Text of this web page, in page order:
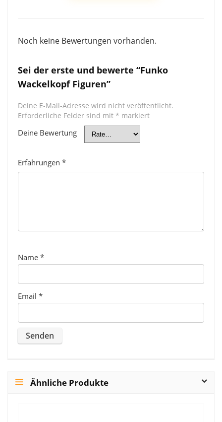
Noch keine Bewertungen vorhanden.
Sei der erste und bewerte “Funko
Wackelkopf Figuren”
Deine E-Mail-Adresse wird nicht veröffentlicht.
Erforderliche Felder sind mit * markiert
Deine Bewertung
Erfahrungen *
Name *
Email *
Ähnliche Produkte